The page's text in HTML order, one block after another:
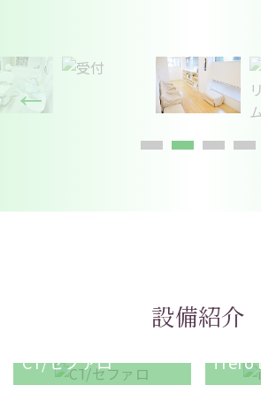
設備紹介
CT/セファロ iTero